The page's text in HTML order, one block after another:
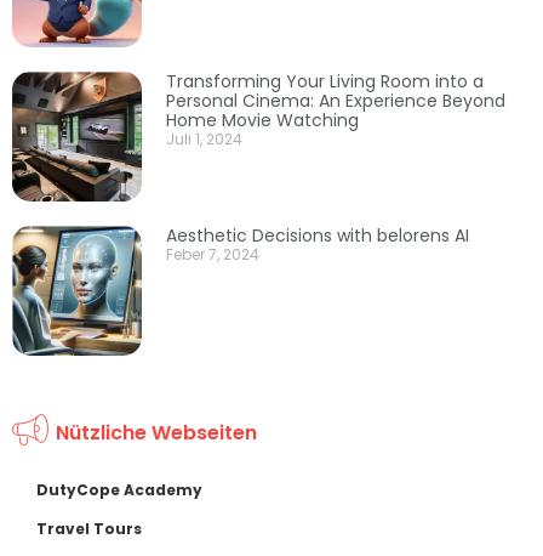
Transforming Your Living Room into a
Personal Cinema: An Experience Beyond
Home Movie Watching
Juli 1, 2024
Aesthetic Decisions with belorens AI
Feber 7, 2024
Nützliche Webseiten
DutyCope Academy
Travel Tours